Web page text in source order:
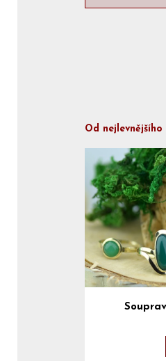
Od nejlevnějšího